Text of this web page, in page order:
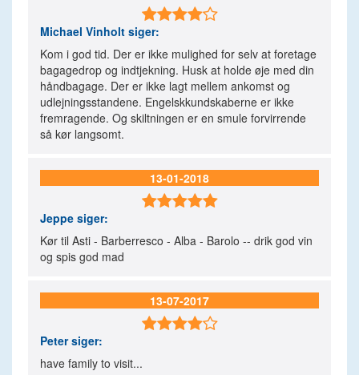

Michael Vinholt siger:
Kom i god tid. Der er ikke mulighed for selv at foretage
bagagedrop og indtjekning. Husk at holde øje med din
håndbagage. Der er ikke lagt mellem ankomst og
udlejningsstandene. Engelskkundskaberne er ikke
fremragende. Og skiltningen er en smule forvirrende
så kør langsomt.
13-01-2018

Jeppe siger:
Kør til Asti - Barberresco - Alba - Barolo -- drik god vin
og spis god mad
13-07-2017

Petersiger:
have family to visit...